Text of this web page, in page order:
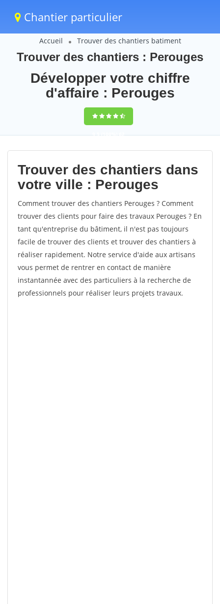
Chantier particulier
Accueil Trouver des chantiers batiment
Trouver des chantiers : Perouges
Développer votre chiffre
d'affaire : Perouges
9,5(100%)62
votes
Trouver des chantiers dans
votre ville : Perouges
Comment trouver des chantiers Perouges ? Comment
trouver des clients pour faire des travaux Perouges ? En
tant qu'entreprise du bâtiment, il n'est pas toujours
facile de trouver des clients et trouver des chantiers à
réaliser rapidement. Notre service d'aide aux artisans
vous permet de rentrer en contact de manière
instantannée avec des particuliers à la recherche de
professionnels pour réaliser leurs projets travaux.